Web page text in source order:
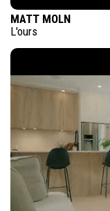
MATT MOLN
L'ours